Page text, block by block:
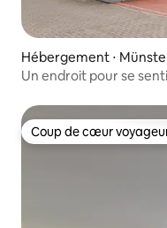
Hébergement ⋅
Un endroit pour se
Coup de cœur
Coup de cœur